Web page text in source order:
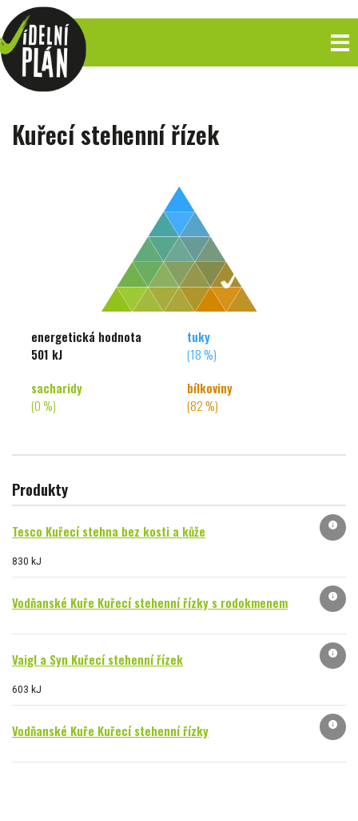
Kuřecí stehenní řízek
energetická hodnota
501 kJ
tuky
(18 %)
sacharidy
(0 %)
bílkoviny
(82 %)
Produkty
Tesco Kuřecí stehna bez kosti a kůže
830 kJ
info
Vodňanské Kuře Kuřecí stehenní řízky s rodokmenem info
Vaigl a Syn Kuřecí stehenní řízek
603 kJ
info
Vodňanské Kuře Kuřecí stehenní řízky info